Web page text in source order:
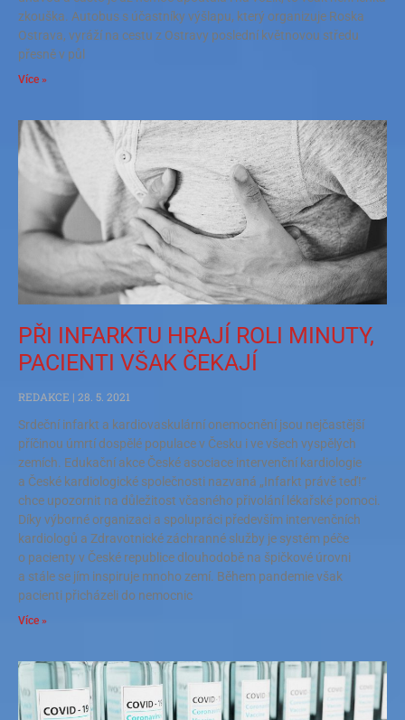
zkouška. Autobus s účastníky výšlapu, který organizuje Roska
Ostrava, vyráží na cestu z Ostravy poslední květnovou středu
přesně v půl
Více »
PŘI INFARKTU HRAJÍ ROLI MINUTY,
PACIENTI VŠAK ČEKAJÍ
REDAKCE
28. 5. 2021
Srdeční infarkt a kardiovaskulární onemocnění jsou nejčastější
příčinou úmrtí dospělé populace v Česku i ve všech vyspělých
zemích. Edukační akce České asociace intervenční kardiologie
a České kardiologické společnosti nazvaná „Infarkt právě teď!“
chce upozornit na důležitost včasného přivolání lékařské pomoci.
Díky výborné organizaci a spolupráci především intervenčních
kardiologů a Zdravotnické záchranné služby je systém péče
o pacienty v České republice dlouhodobě na špičkové úrovni
a stále se jím inspiruje mnoho zemí. Během pandemie však
pacienti přicházeli do nemocnic
Více »